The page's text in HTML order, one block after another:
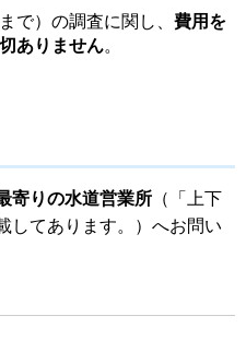
で）の調査に関し、 費用を
ありません。
寄りの水道営業所 （「上下
してあります。）へお問い